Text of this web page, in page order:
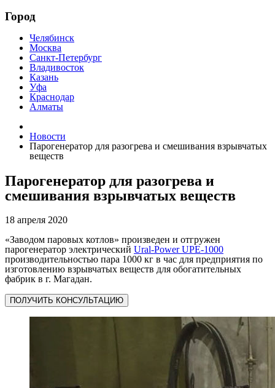
Город
Челябинск
Москва
Санкт-Петербург
Владивосток
Казань
Уфа
Краснодар
Алматы
Новости
Парогенератор для разогрева и смешивания взрывчатых
веществ
Парогенератор для разогрева и
смешивания взрывчатых веществ
18 апреля 2020
«Заводом паровых котлов» произведен и отгружен
парогенератор электрический Ural-Power UPE-1000
производительностью пара 1000 кг в час для предприятия по
изготовлению взрывчатых веществ для обогатительных
фабрик в г. Магадан.
ПОЛУЧИТЬ КОНСУЛЬТАЦИЮ